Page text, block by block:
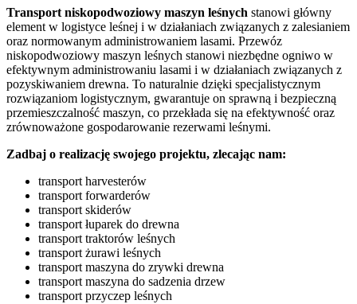
Transport niskopodwoziowy maszyn leśnych stanowi główny
element w logistyce leśnej i w działaniach związanych z zalesianiem
oraz normowanym administrowaniem lasami. Przewóz
niskopodwoziowy maszyn leśnych stanowi niezbędne ogniwo w
efektywnym administrowaniu lasami i w działaniach związanych z
pozyskiwaniem drewna. To naturalnie dzięki specjalistycznym
rozwiązaniom logistycznym, gwarantuje on sprawną i bezpieczną
przemieszczalność maszyn, co przekłada się na efektywność oraz
zrównoważone gospodarowanie rezerwami leśnymi.
Zadbaj o realizację swojego projektu, zlecając nam:
transport harvesterów
transport forwarderów
transport skiderów
transport łuparek do drewna
transport traktorów leśnych
transport żurawi leśnych
transport maszyna do zrywki drewna
transport maszyna do sadzenia drzew
transport przyczep leśnych